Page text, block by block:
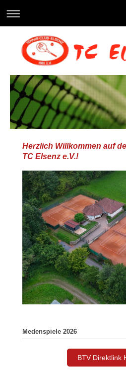
Herzlich Willkommen auf
TC Elsenz e.V.!
Medenspiele 2026
BTV Direktlink